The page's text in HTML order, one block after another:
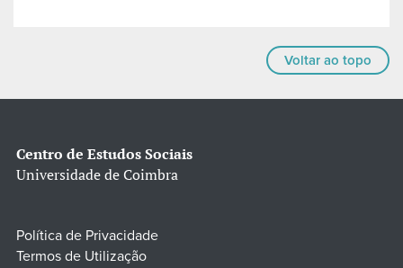
Voltar ao topo
Centro de Estudos Sociais
Universidade de Coimbra
Política de Privacidade
Termos de Utilização